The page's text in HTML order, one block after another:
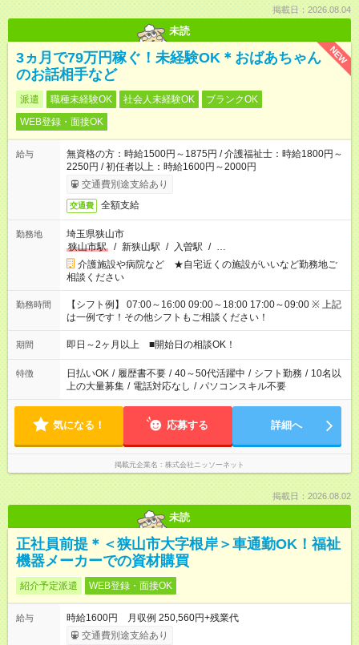
掲載日：2026.08.04
未読
NEW
3ヵ月で79万円稼ぐ！未経験OK＊おばあちゃん
のお話相手など
派遣 職種未経験OK 社会人未経験OK
ブランクOK
WEB登録・面接OK
給与
無資格の方：時給1500円～1875円 / 介護福祉士：時給1800円～
2250円 / 初任者以上：時給1600円～2000円
交通費別途支給あり
交通費 全額支給
勤務地
埼玉県狭山市
狭山市駅
/ 新狭山駅 / 入曽駅 / …
介護施設や病院など ★自宅近くの施設がいいなど勤務地ご
相談ください
勤務時間
【シフト例】 07:00～16:00 09:00～18:00 17:00～09:00 ※ 上記
は一例です！その他シフトもご相談ください！
期間 即日～2ヶ月以上 ■開始日の相談OK！
特徴 日払いOK / 履歴書不要 / 40～50代活躍中 / シフト勤務 / 10名以
上の大量募集 / 電話対応なし / パソコンスキル不要
気になる！ 応募する 詳細へ
掲載元企業名 株式会社ニッソーネット
掲載日：2026.08.02
未読
正社員前提＊＜狭山市大字根岸＞車通勤OK！福祉
機器メーカーでの資材購買
紹介予定派遣 WEB登録・面接OK
給与
時給1600円 月収例 250,560円+残業代
交通費別途支給あり